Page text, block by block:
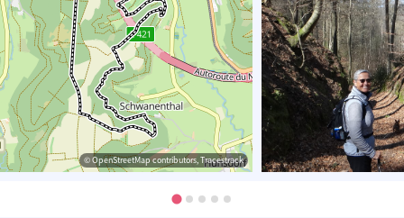
© OpenStreetMap contributors, Tracestrack